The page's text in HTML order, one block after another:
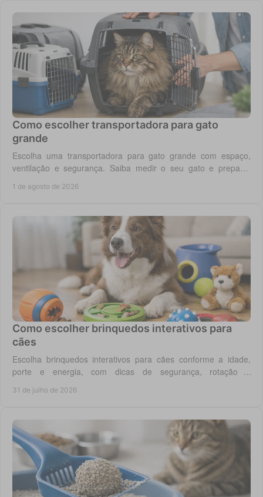
Como escolher transportadora para gato
grande
Escolha uma transportadora para gato grande com espaço,
ventilação e segurança. Saiba medir o seu gato e preparar
1 de agosto de 2026
Como escolher brinquedos interativos para
cães
Escolha brinquedos interativos para cães conforme a idade,
porte e energia, com dicas de segurança, rotação e
31 de julho de 2026